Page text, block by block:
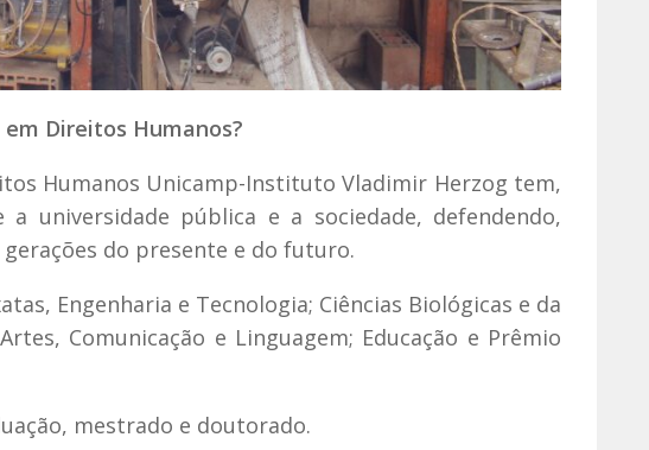
Direitos Humanos?
Humanos Unicamp-Instituto Vladimir Herzog tem,
universidade pública e a sociedade, defendendo,
do presente e do futuro.
Engenharia e Tecnologia; Ciências Biológicas e da
Comunicação e Linguagem; Educação e Prêmio
mestrado e doutorado.